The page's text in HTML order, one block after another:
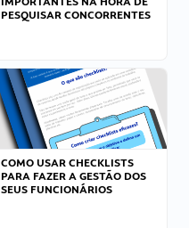
PESQUISAR CONCORRENTES
COMO USAR CHECKLISTS
PARA FAZER A GESTÃO DOS
SEUS FUNCIONÁRIOS